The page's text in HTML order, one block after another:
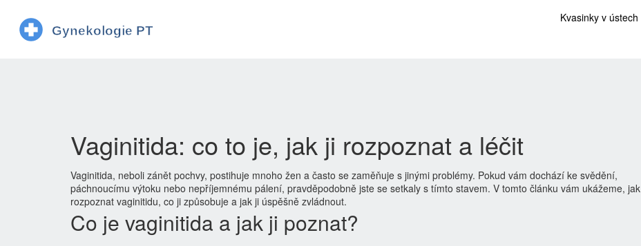
Kvasinky v ústech
Vaginitida: co to je, jak ji rozpoznat a léčit
Vaginitida, neboli zánět pochvy, postihuje mnoho žen a často se zaměňuje s jinými problémy. Pokud vám dochází ke svědění,
páchnoucímu výtoku nebo nepříjemnému pálení, pravděpodobně jste se setkaly s tímto stavem. V tomto článku vám ukážeme, jak
rozpoznat vaginitidu, co ji způsobuje a jak ji úspěšně zvládnout.
Co je vaginitida a jak ji poznat?